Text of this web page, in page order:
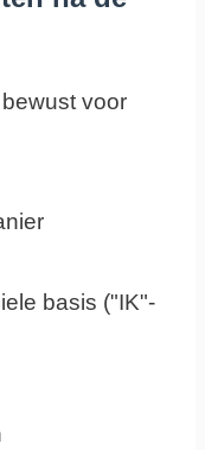
voor
basis ("IK"-